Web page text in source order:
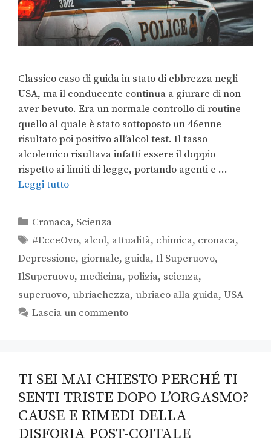
Classico caso di guida in stato di ebbrezza negli
USA, ma il conducente continua a giurare di non
aver bevuto. Era un normale controllo di routine
quello al quale è stato sottoposto un 46enne
risultato poi positivo all’alcol test. Il tasso
alcolemico risultava infatti essere il doppio
rispetto ai limiti di legge, portando agenti e …
Leggi tutto
Cronaca, Scienza
#EcceOvo, alcol, attualità, chimica, cronaca,
Depressione, giornale, guida, Il Superuovo,
IlSuperuovo, medicina, polizia, scienza,
superuovo, ubriachezza, ubriaco alla guida, USA
Lascia un commento
TI SEI MAI CHIESTO PERCHÉ TI
SENTI TRISTE DOPO L’ORGASMO?
CAUSE E RIMEDI DELLA
DISFORIA POST-COITALE